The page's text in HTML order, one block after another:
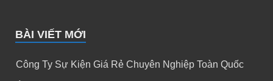
BÀI VIẾT MỚI
Công Ty Sự Kiện Giá Rẻ Chuyên Nghiệp Toàn Quốc